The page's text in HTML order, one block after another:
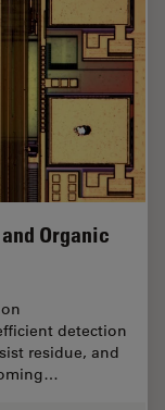
Organic
detection
residue, and